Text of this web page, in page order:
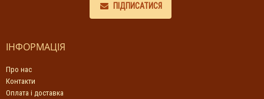
ПІДПИСАТИСЯ
ІНФОРМАЦІЯ
Про нас
Контакти
Оплата і доставка